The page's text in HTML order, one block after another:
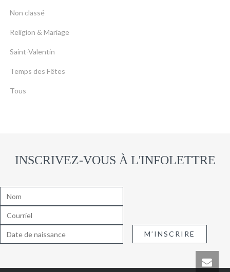
Non classé
Religion & Mariage
Saint-Valentin
Temps des Fêtes
Tous
INSCRIVEZ-VOUS À L'INFOLETTRE